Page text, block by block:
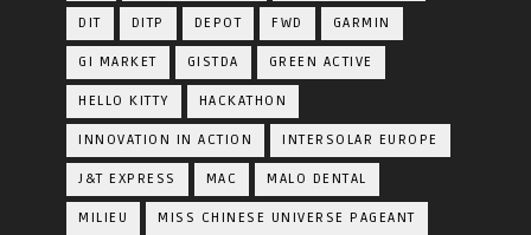
DIT DITP DEPOT FWD GARMIN
GI MARKET GISTDA GREEN ACTIVE
HELLO KITTY HACKATHON
INNOVATION IN ACTION INTERSOLAR EUROPE
J&T EXPRESS MAC MALO DENTAL
MILIEU MISS CHINESE UNIVERSE PAGEANT